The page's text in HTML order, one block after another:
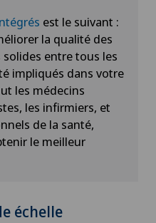
est le suivant :
la qualité des
entre tous les
impliqués dans votre
les médecins
les infirmiers, et
de la santé,
le meilleur
échelle